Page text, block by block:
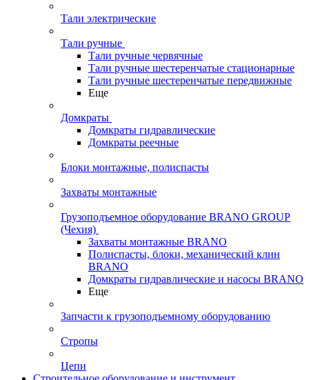
Тали электрические
Тали ручные
Тали ручные червячные
Тали ручные шестеренчатые стационарные
Тали ручные шестеренчатые передвижные
Еще
Домкраты
Домкраты гидравлические
Домкраты реечные
Блоки монтажные, полиспасты
Захваты монтажные
Грузоподъемное оборудование BRANO GROUP
(Чехия)
Захваты монтажные BRANO
Полиспасты, блоки, механический клин
BRANO
Домкраты гидравлические и насосы BRANO
Еще
Запчасти к грузоподъемному оборудованию
Стропы
Цепи